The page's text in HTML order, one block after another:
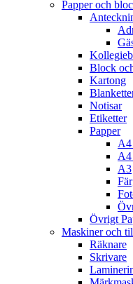
Papper och
Block
Kartong
Notisar
Etiketter
Papper
A4
A3
Övrigt
Maskiner och
Räknare
Skrivare